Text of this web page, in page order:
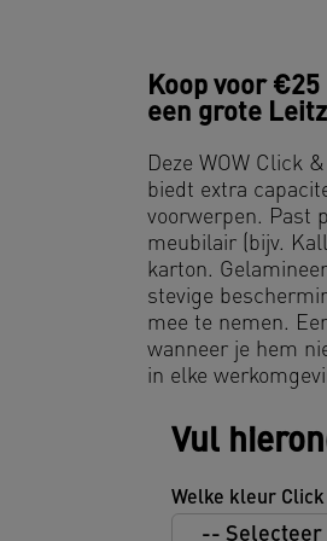
Koop voor
een grote
Deze WOW Click
biedt extra
voorwerpen. Past
meubilair (bijv.
karton.
stevige
mee te nemen.
wanneer je hem
in elke
Vul
Welke kleur Click